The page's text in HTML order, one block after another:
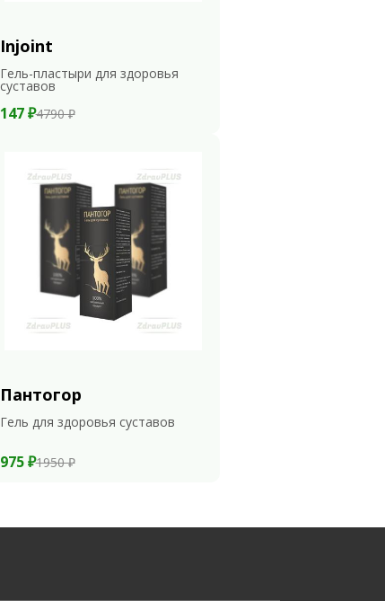
Injoint
Гель-пластыри для здоровья
суставов
147 ₽4790 ₽
Пантогор
Гель для здоровья суставов
975 ₽1950 ₽